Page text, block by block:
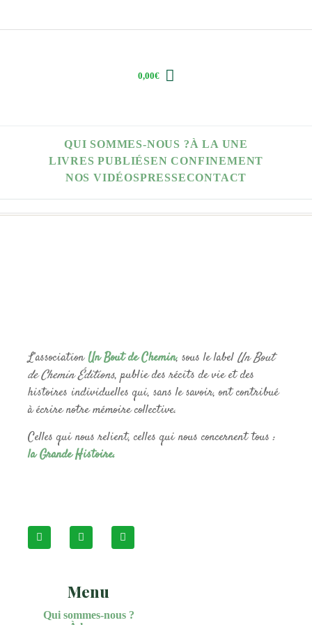
0,00€
QUI SOMMES-NOUS ?À LA UNE
LIVRES PUBLIÉSEN CONFINEMENT
NOS VIDÉOSPRESSECONTACT
L’association Un Bout de Chemin, sous le label Un Bout
de Chemin Éditions, publie des récits de vie et des
histoires individuelles qui, sans le savoir, ont contribué
à écrire notre mémoire collective.
Celles qui nous relient, celles qui nous concernent tous :
la Grande Histoire.
Menu
Qui sommes-nous ?